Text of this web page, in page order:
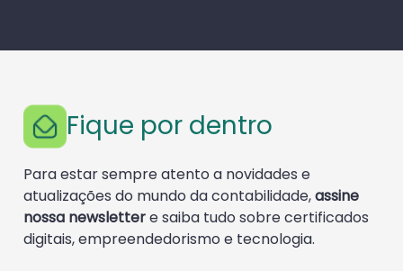
Fique por dentro
Para estar sempre atento a novidades e
atualizações do mundo da contabilidade,assine
nossa newslettere saiba tudo sobre certificados
digitais, empreendedorismo e tecnologia.